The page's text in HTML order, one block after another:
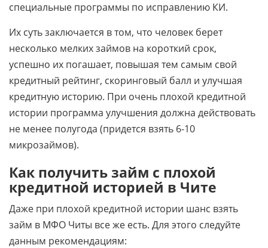
специальные программы по исправлению КИ.
Их суть заключается в том, что человек берет
несколько мелких займов на короткий срок,
успешно их погашает, повышая тем самым свой
кредитный рейтинг, скоринговый балл и улучшая
кредитную историю. При очень плохой кредитной
истории программа улучшения должна действовать
не менее полугода (придется взять 6-10
микрозаймов).
Как получить займ с плохой
кредитной историей в Чите
Даже при плохой кредитной истории шанс взять
займ в МФО Читы все же есть. Для этого следуйте
данным рекомендациям: